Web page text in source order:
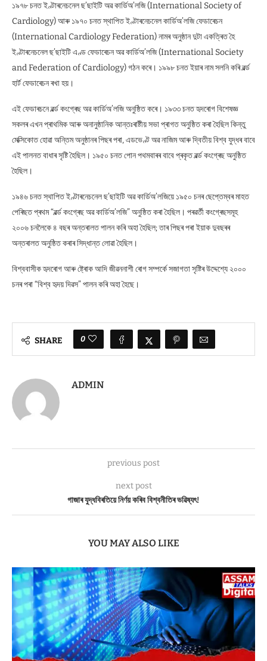
১৯৭৮ চনত ইণ্টাৰনেচনেল ছ’ছাইটি অৱ কাৰ্ডিঅ’লজি (International Society of
Cardiology) আৰু ১৯৭০ চনত স্থাপিত ইণ্টাৰনেচনেল কাৰ্ডিঅ’লজি ফেডাৰেচন
(International Cardiology Federation) নামৰ অনুষ্ঠান দুটা একত্ৰিত হৈ
ইণ্টাৰনেচনেল ছ’ছাইটি এণ্ড ফেডাৰেচন অৱ কাৰ্ডিঅ’লজি (International Society
and Federation of Cardiology) গঠন কৰে। ১৯৯৮ চনত ইয়াৰ নাম সলনি কৰি ৱৰ্ল্ড
হাৰ্ট ফেডাৰেচন ৰখা হয়।
এই ফেডাৰচনে ৱৰ্ল্ড কংগ্ৰেছ অৱ কাৰ্ডিঅ’লজি অনুষ্ঠিত কৰে। ১৯৩৩ চনত হৃদৰোগ বিশেষজ্ঞ
সকলৰ এখন প্ৰাথমিক আৰু অনানুষ্ঠানিক আন্তঃৰাষ্টীয় সভা প্ৰাগত অনুষ্ঠিত কৰা হৈছিল কিন্তু
মেক্সিকোত হোৱা অন্তিম অনুষ্ঠানৰ পিছৰ পৰা, এডভেণ্ট অৱ নাজিম আৰু দ্বিতীয় বিশ্ব যুদ্ধৰ বাবে
এই পালনত বাধাৰ সৃষ্টি হৈছিল। ১৯৫০ চনত পোন পথমবাৰৰ বাবে প্ৰকৃত ৱৰ্ল্ড কংগ্ৰেছ অনুষ্ঠিত
হৈছিল।
১৯৪৬ চনত স্থাপিত ইণ্টাৰনেচনেল ছ’ছাইটি অৱ কাৰ্ডিঅ’লজিয়ে ১৯৫০ চনৰ ছেপ্তেম্বৰ মাহত
পেৰিছত প্ৰথম “ৱৰ্ল্ড কংগ্ৰেছ অৱ কাৰ্ডিঅ’লজি” অনুষ্ঠিত কৰা হৈছিল। পৰৱৰ্তী কংগ্ৰেছসমূহ
২০০৬ চনলৈকে ৪ বছৰ অন্তৰালত পালন কৰি অহা হৈছিল; তাৰ পিছৰ পৰা ইয়াক দুবছৰৰ
অন্তৰালত অনুষ্ঠিত কৰাৰ সিদ্ধান্ত লোৱা হৈছিল।
বিশ্ববাসীক হৃদৰোগ আৰু ষ্ট্ৰোক আদি জীৱননাশী ৰোগ সম্পৰ্কে সজাগতা সৃষ্টিৰ উদ্দেশ্যে ২০০০
চনৰ পৰা “বিশ্ব হৃদয় দিৱস” পালন কৰি অহা হৈছে।
SHARE 0
ADMIN
previous post
next post
গাজাৰ যুদ্ধবিৰতিয়ে নিৰ্ণয় কৰিব বিশ্বনীতিৰ ভৱিষ্যৎ!
YOU MAY ALSO LIKE